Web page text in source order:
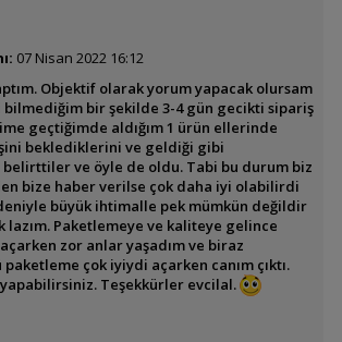
07 Nisan 2022 16:12
Objektif olarak yorum yapacak olursam
bir şekilde 3-4 gün gecikti sipariş
geçtiğimde aldığım 1 ürün ellerinde
beklediklerini ve geldiği gibi
ve öyle de oldu. Tabi bu durum biz
bize haber verilse çok daha iyi olabilirdi
büyük ihtimalle pek mümkün değildir
lazım. Paketlemeye ve kaliteye gelince
zor anlar yaşadım ve biraz
çok iyiydi açarken canım çıktı.
yapabilirsiniz. Teşekkürler evcilal.